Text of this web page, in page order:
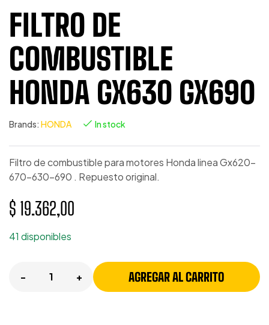
FILTRO DE
COMBUSTIBLE
HONDA GX630 GX690
Brands: HONDA In stock
Filtro de combustible para motores Honda linea Gx620-
670-630-690 . Repuesto original.
$ 19.362,00
41 disponibles
- + AGREGAR AL CARRITO